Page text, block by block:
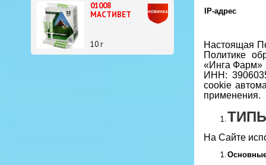
01008
МАСТИВЕТ
10 г
IP-адрес
Настоящая
Политике
«Инга Фарм»
ИНН:
cookie
применения.
На Сайте